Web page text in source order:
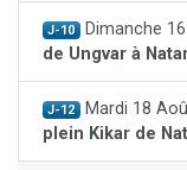
J-10 Dimanche 16
de Ungvar à
J-12 Mardi 18
plein Kikar de